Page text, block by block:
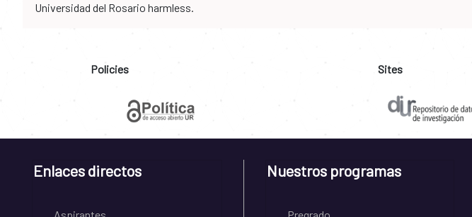
Universidad del Rosario harmless.
Policies Sites
Enlaces directos Nuestros programas